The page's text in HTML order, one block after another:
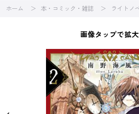
ホーム 本・コミック・雑誌 ライトノ
画像タップで拡大